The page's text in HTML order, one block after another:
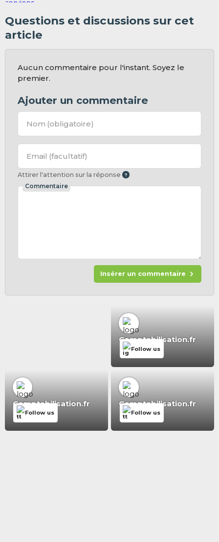
Questions et discussions sur cet
article
Aucun commentaire pour l'instant. Soyez le
premier.
Ajouter un commentaire
Nom (obligatoire)
Email (facultatif)
Attirer l'attention sur la réponse
Commentaire
Insérer un commentaire
Comptabilisation.fr
Follow us
Comptabilisation.fr
Follow us
Comptabilisation.fr
Follow us